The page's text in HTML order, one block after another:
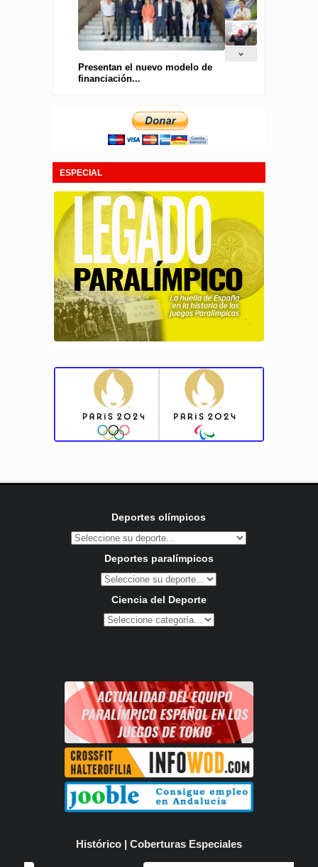
Presentan el nuevo modelo de
financiación...
ESPECIAL
Deportes olímpicos
Deportes paralímpicos
Ciencia del Deporte
Histórico | Coberturas Especiales